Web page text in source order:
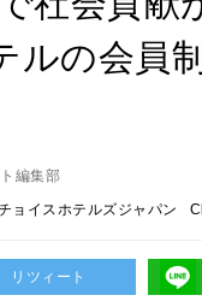
ルの会員
編集部
ョイスホテルズジャパン
リツィート